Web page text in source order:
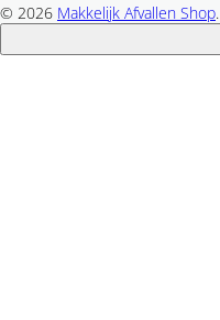
© 2026 Makkelijk Afvallen Shop.